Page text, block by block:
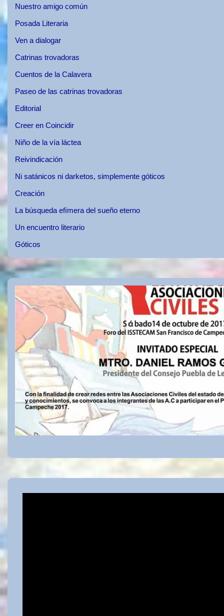
Nuestro amigo común
Posada Literaria
Ven a dialogar
Catrinas trovadoras
Cuentos de la Calavera
Paseo de las catrinas trovadoras
Editorial
Creer en Coincidir
Niño de la vía láctea
Reivindicación
Ni satánicos ni darketos, simplemente góticos
Creación
La búsqueda efímera del sueño eterno
Un encuentro literario
Góticos